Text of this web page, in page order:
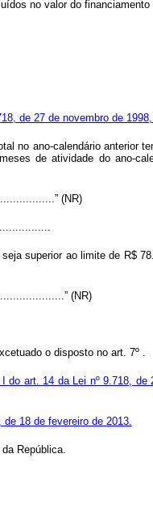
no valor do
de 27 de novembro de 1998,
no ano-calendário anterior
de atividade do ano-
(NR)
superior ao limite de R$
(NR)
o disposto no art. 7º .
do art. 14 da Lei nº 9.718,
18 de fevereiro de 2013.
República.